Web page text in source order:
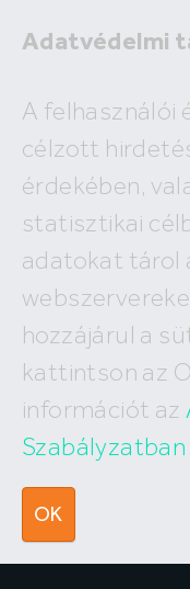
Adatvédelmi
A felhasználói
célzott
érdekében,
statisztikai
adatokat tárol
hozzájárul a
kattintson az
információt az
Szabályzatban
OK
A
szerepel
+36